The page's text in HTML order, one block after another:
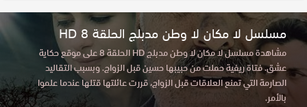
مسلسل لا مكان لا وطن مدبلج الحلقة 8 HD
مشاهدة مسلسل لا مكان لا وطن مدبلج HD الحلقة 8 على موقع حكاية
عشق. فتاة ريفية حملت من حبيبها حسين قبل الزواج. وبسبب التقاليد
الصارمة التي تمنع العلاقات قبل الزواج، قررت عائلتها قتلها عندما علموا
بالأمر.